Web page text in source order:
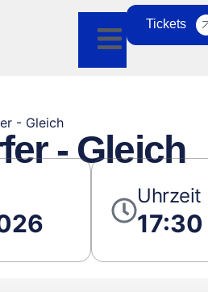
Tickets
- Gleich
- Gleich
Uhrzeit